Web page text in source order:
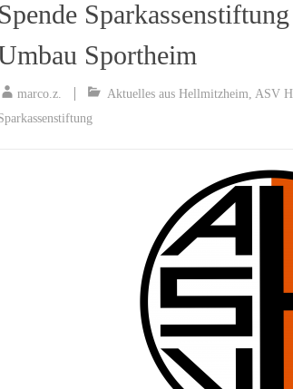
Spende
Sportheim
marco.z. Aktuelles aus Hellmitzheim, ASV